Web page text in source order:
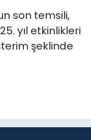
son temsili,
yıl etkinlikleri
şeklinde